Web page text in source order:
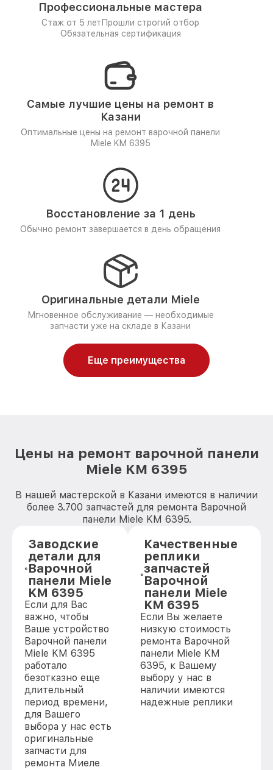
Профессиональные мастера
Стаж от 5 лет Прошли строгий отбор
Обязательная сертификация
Самые лучшие цены на ремонт в
Казани
Оптимальные цены на ремонт варочной панели
Miele KM 6395
Восстановление за 1 день
Обычно ремонт завершается в день обращения
Оригинальные детали Miele
Мгновенное обслуживание — необходимые
запчасти уже на складе в Казани
Еще преимущества
Цены на ремонт варочной панели
Miele KM 6395
В нашей мастерской в Казани имеются в наличии
более 3.700 запчастей для ремонта Варочной
панели Miele KM 6395.
Заводские
детали для
Варочной
панели Miele
KM 6395
Если для Вас
важно, чтобы
Ваше устройство
Варочной панели
Miele KM 6395
работало
безотказно еще
длительный
период времени,
для Вашего
выбора у нас есть
оригинальные
запчасти для
ремонта Миеле
Качественные
реплики
запчастей
Варочной
панели Miele
KM 6395
Если Вы желаете
низкую стоимость
ремонта Варочной
панели Miele KM
6395, к Вашему
выбору у нас в
наличии имеются
надежные реплики